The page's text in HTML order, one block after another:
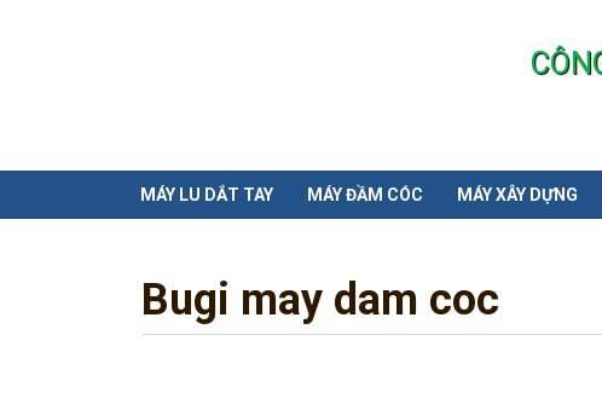
MÁY LU DẮT TAY MÁY ĐẦM CÓC MÁY XÂY DỰNG
Bugi may dam coc